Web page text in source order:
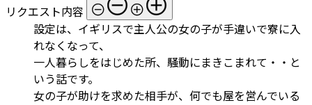
リクエスト内容
設定は、イギリスで主人公の女の子が手違いで寮に入
れなくなって、
一人暮らしをはじめた所、騒動にまきこまれて・・と
いう話です。
女の子が助けを求めた相手が、何でも屋を営んでいる